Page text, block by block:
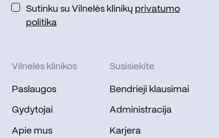
Sutinku su Vilnelės klinikų privatumo
politika
Vilnelės klinikos
Paslaugos
Gydytojai
Apie mus
Susisiekite
Bendrieji klausimai
Administracija
Karjera